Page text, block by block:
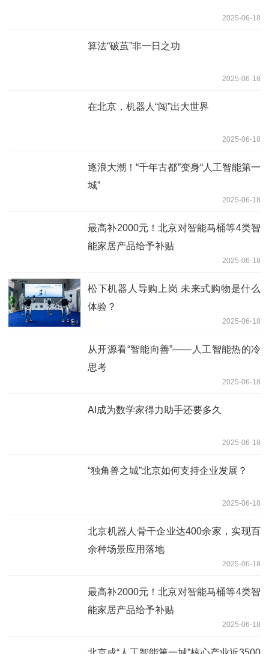
2025-06-18
算法“破茧”非一日之功
2025-06-18
在北京，机器人“闯”出大世界
2025-06-18
逐浪大潮！“千年古都”变身“人工智能第一
城”
2025-06-18
最高补2000元！北京对智能马桶等4类智
能家居产品给予补贴
2025-06-18
松下机器人导购上岗 未来式购物是什么
体验？
2025-06-18
从开源看“智能向善”——人工智能热的冷
思考
2025-06-18
AI成为数学家得力助手还要多久
2025-06-18
“独角兽之城”北京如何支持企业发展？
2025-06-18
北京机器人骨干企业达400余家，实现百
余种场景应用落地
2025-06-18
最高补2000元！北京对智能马桶等4类智
能家居产品给予补贴
2025-06-18